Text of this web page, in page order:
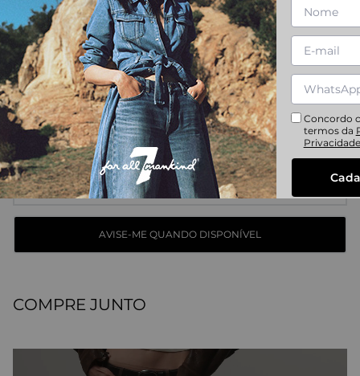
XS S M L
COMPRE JUNTO
Concordo
termos da
Privacidade